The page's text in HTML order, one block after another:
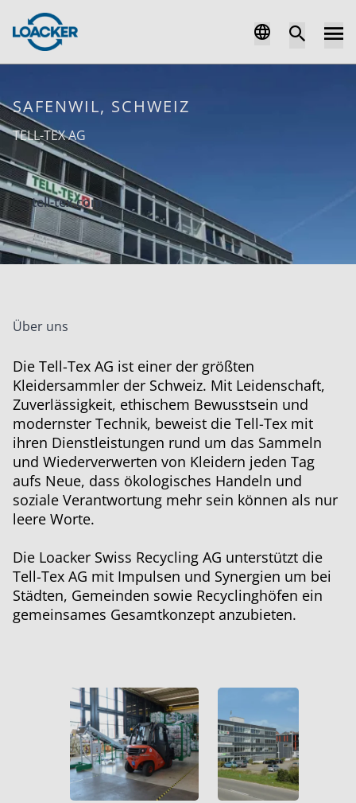
SAFENWIL, SCHWEIZ
TELL-TEX AG
tell-tex.com
Über uns
Die Tell-Tex AG ist einer der größten
Kleidersammler der Schweiz. Mit Leidenschaft,
Zuverlässigkeit, ethischem Bewusstsein und
modernster Technik, beweist die Tell-Tex mit
ihren Dienstleistungen rund um das Sammeln
und Wiederverwerten von Kleidern jeden Tag
aufs Neue, dass ökologisches Handeln und
soziale Verantwortung mehr sein können als nur
leere Worte.
Die Loacker Swiss Recycling AG unterstützt die
Tell-Tex AG mit Impulsen und Synergien um bei
Städten, Gemeinden sowie Recyclinghöfen ein
gemeinsames Gesamtkonzept anzubieten.